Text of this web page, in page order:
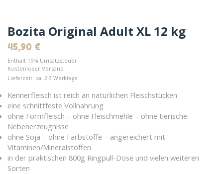
Bozita Original Adult XL 12 kg
45,90 €
Enthält 19% Umsatzsteuer
Kostenloser Versand
Lieferzeit: ca. 2-3 Werktage
Kennerfleisch ist reich an natürlichen Fleischstücken
eine schnittfeste Vollnahrung
ohne Formfleisch – ohne Fleischmehle – ohne tierische
Nebenerzeugnisse
ohne Soja – ohne Farbstoffe – angereichert mit
Vitaminen/Mineralstoffen
in der praktischen 800g Ringpull-Dose und vielen weiteren
Sorten